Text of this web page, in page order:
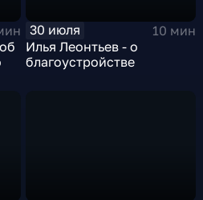
30 июля
10 мин
Илья Леонтьев - о
благоустройстве